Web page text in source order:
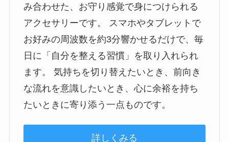
み合わせた、お守り感覚で身につけられる
アクセサリーです。 スマホやタブレットで
お好みの周波数を約3分響かせるだけで、毎
日に「自分を整える習慣」を取り入れられ
ます。 気持ちを切り替えたいとき、前向き
な流れを意識したいとき、心に余裕を持ち
たいときに寄り添う一点ものです。
詳しくみる